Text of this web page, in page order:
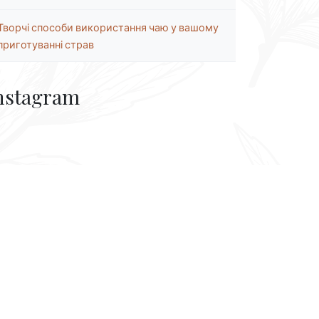
способи використання чаю у вашому
страв